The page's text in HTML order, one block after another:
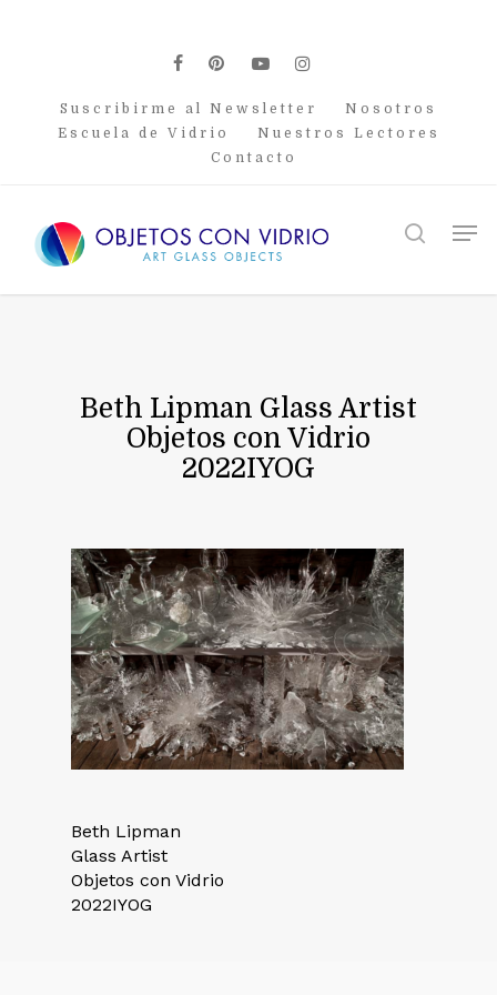
facebook
pinterest
youtubeinstagram
Suscribirme al Newsletter
Nosotros
Escuela de Vidrio
Nuestros Lectores
Contacto
search
Beth Lipman Glass Artist
Objetos con Vidrio
2022IYOG
Beth Lipman
Glass Artist
Objetos con Vidrio
2022IYOG